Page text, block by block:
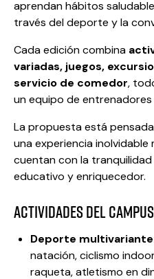
aprendan hábitos
través del deporte y la
Cada edición combina
variadas, juegos,
servicio de comedor,
un equipo de
La propuesta está
una experiencia inolvidable
cuentan con la
educativo y enriquecedor.
ACTIVIDADES DEL CAMPUS
Deporte
natación, ciclismo
raqueta, atletismo en